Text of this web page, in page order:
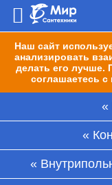
Наш сайт
анализировать
делать его лучше.
соглашаетесь